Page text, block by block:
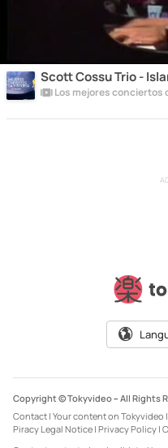
Scott Cossu Trio -
Los mejores conciertos
Copyright © Tokyvideo – All Rights
Contact | Your content on Tokyvideo |
Piracy Legal Notice | Privacy Policy |